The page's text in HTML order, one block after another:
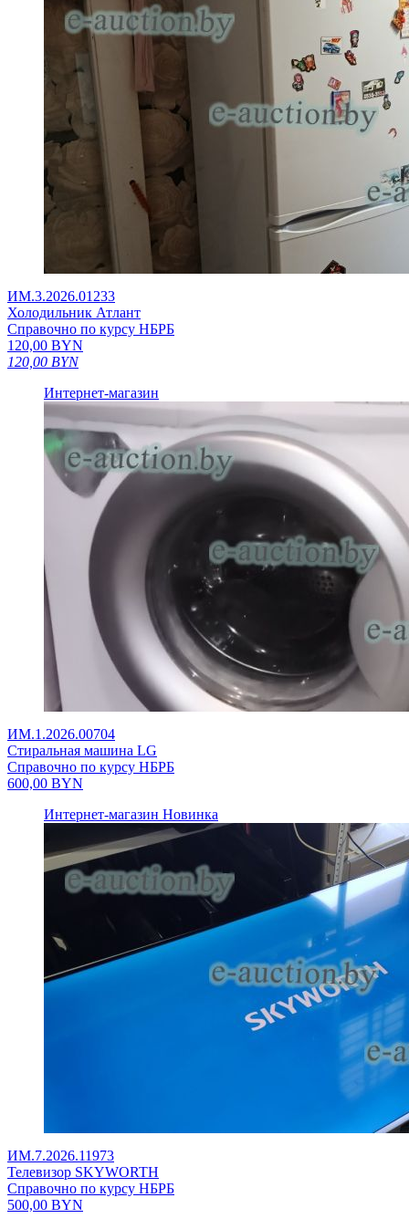
ИМ.3.2026.01233
Холодильник Атлант
Справочно по курсу НБРБ
120,00 BYN
120,00 BYN
Интернет-магазин
ИМ.1.2026.00704
Стиральная машина LG
Справочно по курсу НБРБ
600,00 BYN
Интернет-магазин Новинка
ИМ.7.2026.11973
Телевизор SKYWORTH
Справочно по курсу НБРБ
500,00 BYN